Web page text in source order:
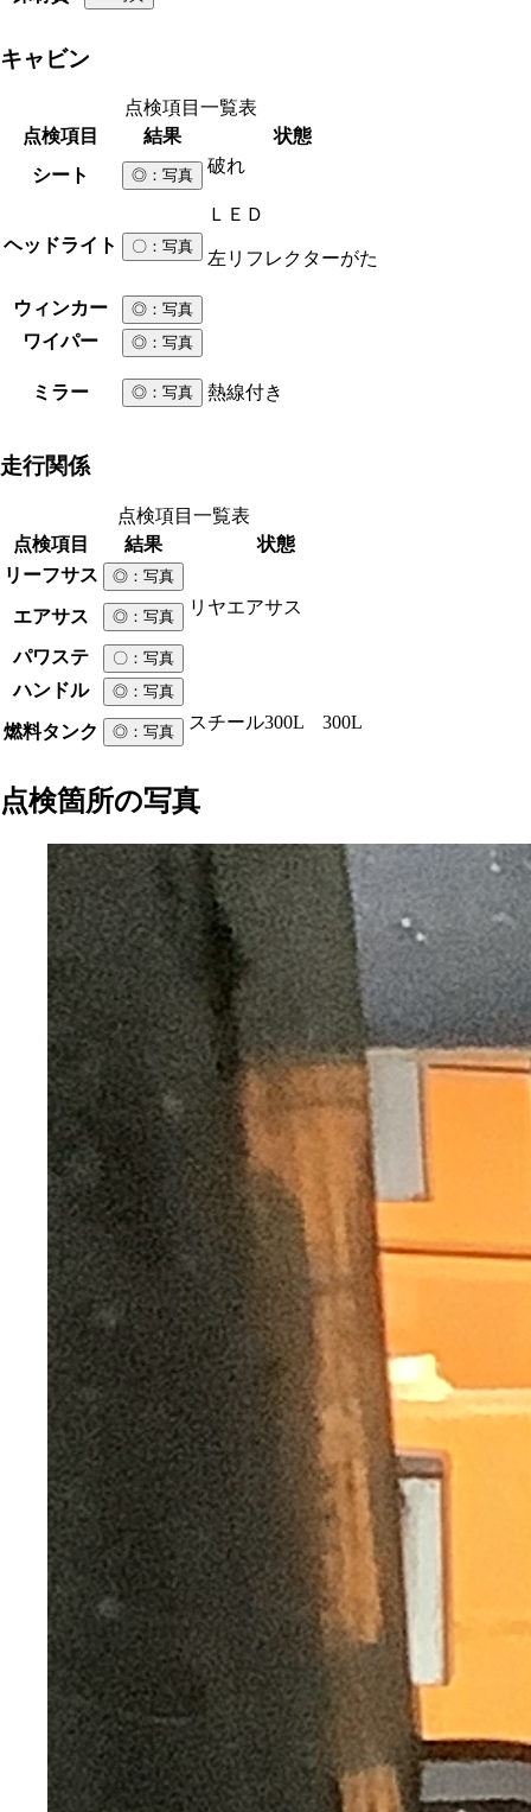
キャビン
点検項目一覧表
点検項目
結果
状態
シート
◎ ：写真 破れ
ヘッドライト 〇 ：写真
ＬＥＤ
左リフレクターがた
ウィンカー ◎ ：写真
ワイパー ◎ ：写真
ミラー ◎ ：写真 熱線付き
走行関係
点検項目一覧表
点検項目
結果
状態
リーフサス
◎ ：写真
エアサス ◎ ：写真 リヤエアサス
パワステ 〇 ：写真
ハンドル ◎ ：写真
燃料タンク ◎ ：写真 スチール300L 300L
点検箇所の写真